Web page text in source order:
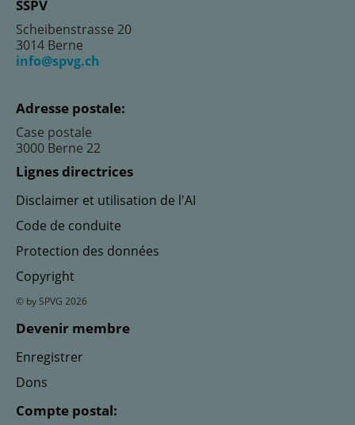
SSPV
Scheibenstrasse 20
3014 Berne
info@spvg.ch
Adresse postale:
Case postale
3000 Berne 22
Lignes directrices
Disclaimer et utilisation de l'AI
Code de conduite
Protection des données
Copyright
© by SPVG 2026
Devenir membre
Enregistrer
Dons
Compte postal: